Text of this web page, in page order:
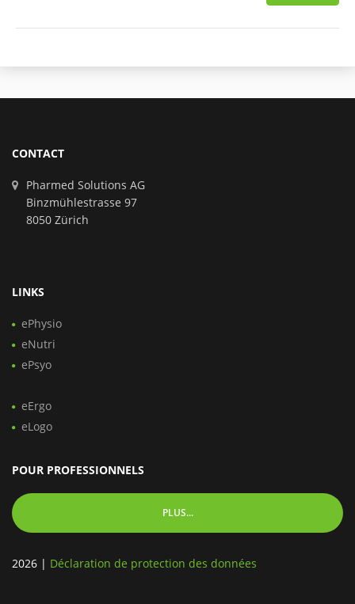
CONTACT
Pharmed Solutions AG
Binzmühlestrasse 97
8050 Zürich
LINKS
ePhysio
eNutri
ePsyo
eErgo
eLogo
POUR PROFESSIONNELS
PLUS...
2026 | Déclaration de protection des données